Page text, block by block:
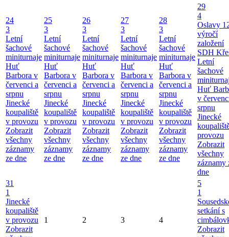
24
3
Letní
šachové
miniturnaje
Huť
Barbora v
červenci a
srpnu
Jinecké
koupaliště
v provozu
Zobrazit
všechny
záznamy
ze dne
25
3
Letní
šachové
miniturnaje
Huť
Barbora v
červenci a
srpnu
Jinecké
koupaliště
v provozu
Zobrazit
všechny
záznamy
ze dne
26
3
Letní
šachové
miniturnaje
Huť
Barbora v
červenci a
srpnu
Jinecké
koupaliště
v provozu
Zobrazit
všechny
záznamy
ze dne
27
3
Letní
šachové
miniturnaje
Huť
Barbora v
červenci a
srpnu
Jinecké
koupaliště
v provozu
Zobrazit
všechny
záznamy
ze dne
28
3
Letní
šachové
miniturnaje
Huť
Barbora v
červenci a
srpnu
Jinecké
koupaliště
v provozu
Zobrazit
všechny
záznamy
ze dne
29
4
Oslavy
výročí
založení
SDH
Letní
šachové
Huť
v
srpnu
Jinecké
provozu
Zobrazit
všechny
záznamy
dne
31
1
Jinecké
koupaliště
v provozu
Zobrazit
1 2 3 4
5
1
setkání s
Zobrazit